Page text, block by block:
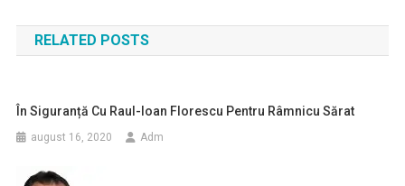
în
articole
RELATED POSTS
În Siguranță Cu Raul-Ioan Florescu Pentru Râmnicu Sărat
august 16, 2020 Adm